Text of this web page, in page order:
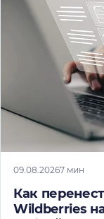
09.08.20267 мин
Как
Wildberries